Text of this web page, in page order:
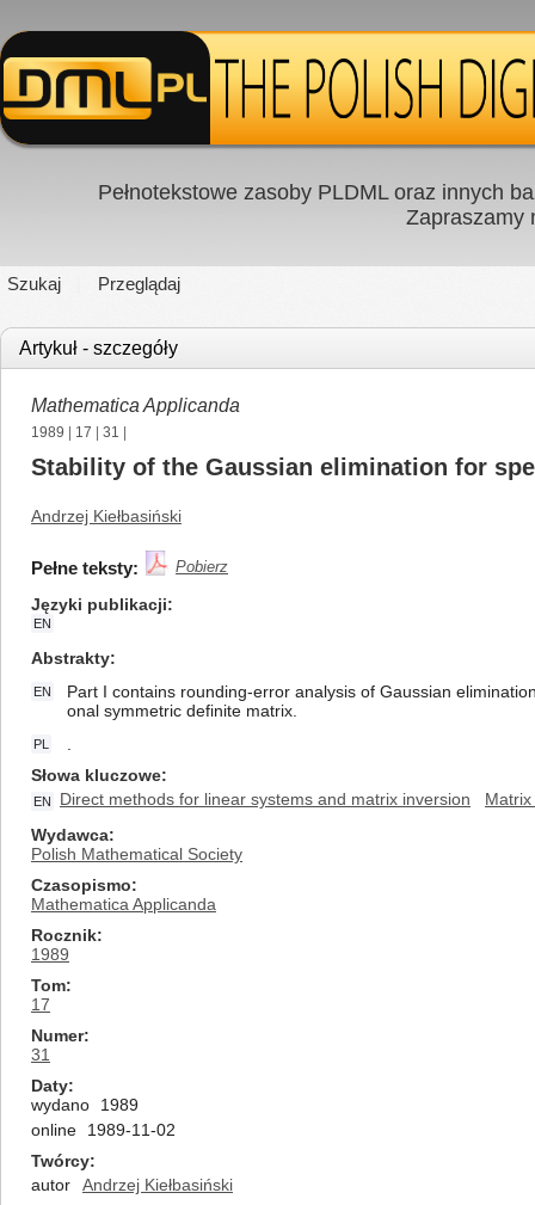
Pełnotekstowe zasoby PLDML oraz innych
Zapraszamy
Szukaj Przeglądaj
Artykuł - szczegóły
Mathematica Applicanda
1989 17 31
Stability of the Gaussian elimination for
Andrzej Kiełbasiński
Pełne teksty: Pobierz
Języki publikacji
EN
Abstrakty
EN
Part I contains rounding-error analysis of Gaussian
onal symmetric definite matrix.
PL
Słowa kluczowe
EN Direct methods for linear systems and matrix inversion
Wydawca
Polish Mathematical Society
Czasopismo
Mathematica Applicanda
Rocznik
1989
Tom
17
Numer
31
Daty
wydano
1989
online
1989-11-02
Twórcy
autor
Andrzej Kiełbasiński